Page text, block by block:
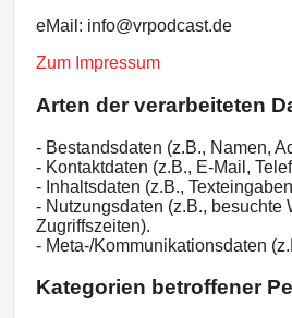
eMail: info@vrpodcast.de
Zum Impressum
Arten der verarbeiteten
- Bestandsdaten (z.B., Namen,
- Kontaktdaten (z.B., E-Mail,
- Inhaltsdaten (z.B.,
- Nutzungsdaten (z.B., besuchte
Zugriffszeiten).
- Meta-/Kommunikationsdaten
Kategorien betroffener